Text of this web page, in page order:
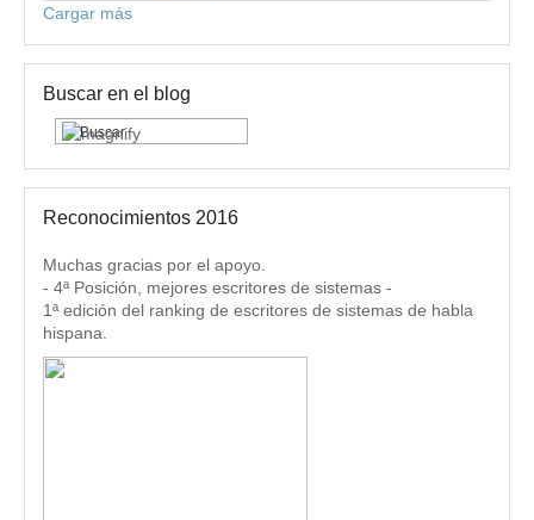
Cargar más
Buscar en el blog
Reconocimientos 2016
Muchas gracias por el apoyo.
- 4ª Posición, mejores escritores de sistemas -
1ª edición del ranking de escritores de sistemas de habla
hispana.